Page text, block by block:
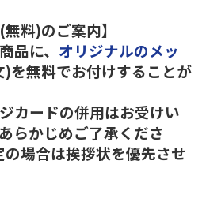
料)のご案内】
に、 オリジナルのメッ
)を無料でお付けすることが
カードの併用はお受けい
らかじめご了承くださ
場合は挨拶状を優先させ